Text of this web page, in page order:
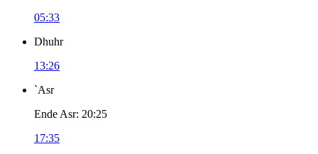
05:33
Dhuhr
13:26
`Asr
Ende Asr: 20:25
17:35